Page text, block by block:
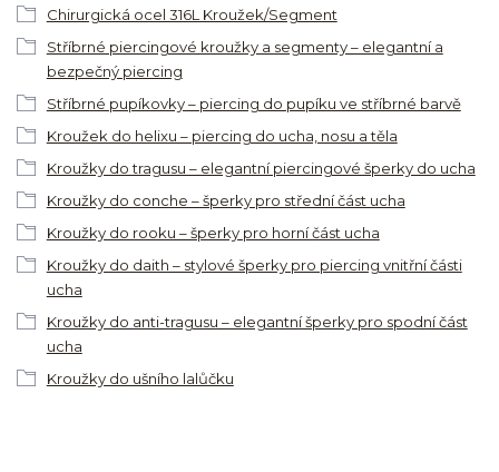
Chirurgická ocel 316L Kroužek/Segment
Stříbrné piercingové kroužky a segmenty – elegantní a
bezpečný piercing
Stříbrné pupíkovky – piercing do pupíku ve stříbrné barvě
Kroužek do helixu – piercing do ucha, nosu a těla
Kroužky do tragusu – elegantní piercingové šperky do ucha
Kroužky do conche – šperky pro střední část ucha
Kroužky do rooku – šperky pro horní část ucha
Kroužky do daith – stylové šperky pro piercing vnitřní části
ucha
Kroužky do anti-tragusu – elegantní šperky pro spodní část
ucha
Kroužky do ušního lalůčku